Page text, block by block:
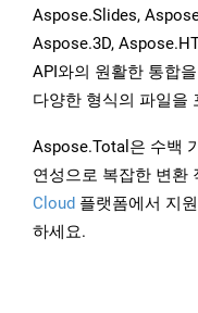
Aspose.Slides,
Aspose.3D,
API와의 원활한 통합
다양한 형식의 파일을
Aspose.Total은 수백
연성으로 복잡한 변환
Cloud 플랫폼에서 지
하세요.